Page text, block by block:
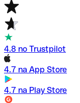
4.8 no Trustpilot
4.7 na App Store
4.7 na Play Store